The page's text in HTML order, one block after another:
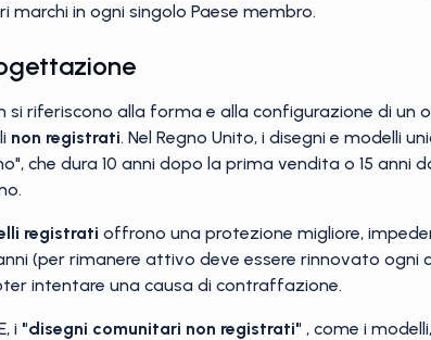
marchi in ogni singolo Paese membro.
si riferiscono alla forma e alla configurazione di un
non registrati. Nel Regno Unito, i disegni e modelli
che dura 10 anni dopo la prima vendita o 15 anni
registrati offrono una protezione migliore,
(per rimanere attivo deve essere rinnovato ogni
intentare una causa di contraffazione.
i "disegni comunitari non registrati" , come i